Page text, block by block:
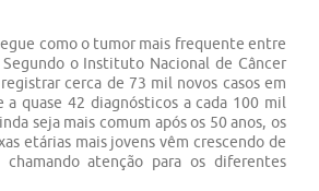
como o tumor mais frequente entre
o Instituto Nacional de Câncer
cerca de 73 mil novos casos em
a quase 42 diagnósticos a cada 100 mil
seja mais comum após os 50 anos, os
etárias mais jovens vêm crescendo de
chamando atenção para os diferentes